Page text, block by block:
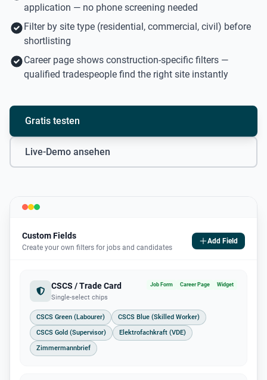
application — no phone screening needed
Filter by site type (residential, commercial, civil) before
shortlisting
Career page shows construction-specific filters —
qualified tradespeople find the right site instantly
Gratis testen
Live-Demo ansehen
Custom Fields
Create your own filters for jobs and candidates
Add Field
CSCS / Trade Card
Single-select chips
Job Form Career Page Widget
CSCS Green (Labourer)
CSCS Blue (Skilled Worker)
CSCS Gold (Supervisor)
Elektrofachkraft (VDE)
Zimmermannbrief